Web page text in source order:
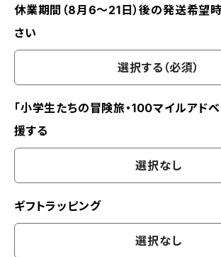
休業期間（8月6〜21日）後の発送希望
さい
選択する（必須）
「小学生たちの冒険旅・100マイルアド
援する
選択なし
ギフトラッピング
選択なし